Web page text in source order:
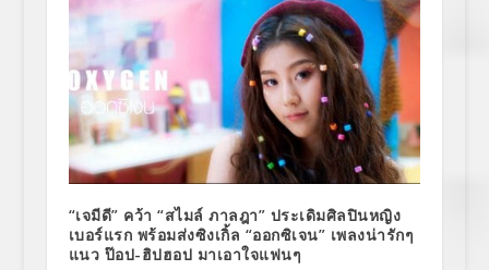
“เจมีดี” คว้า “สไมล์ ภาลฎา” ประเดิมศิลปินหญิง
เบอร์แรก พร้อมส่งซิงเกิ้ล “ออกซิเจน” เพลงน่ารักๆ
แนว ป๊อป-ฮิปฮอป มาเอาใจแฟนๆ